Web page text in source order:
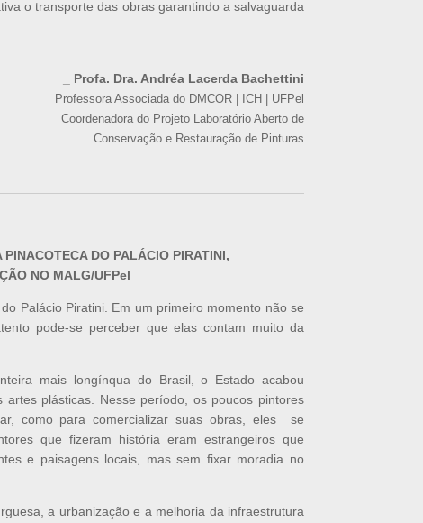
o transporte das obras garantindo a salvaguarda
_ Profa. Dra. Andréa Lacerda Bachettini
Professora Associada do DMCOR | ICH | UFPel
Coordenadora do Projeto Laboratório Aberto de
Conservação e Restauração de Pinturas
DO PALÁCIO PIRATINI,
NO MALG/UFPel
Palácio Piratini. Em um primeiro momento não se
pode-se perceber que elas contam muito da
mais longínqua do Brasil, o Estado acabou
plásticas. Nesse período, os poucos pintores
como para comercializar suas obras, eles se
que fizeram história eram estrangeiros que
e paisagens locais, mas sem fixar moradia no
a urbanização e a melhoria da infraestrutura